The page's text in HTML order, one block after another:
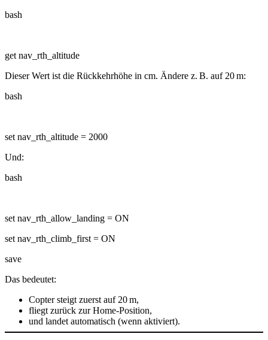
bash
get nav_rth_altitude
Dieser Wert ist die Rückkehrhöhe in cm. Ändere z. B. auf 20 m:
bash
set nav_rth_altitude = 2000
Und:
bash
set nav_rth_allow_landing = ON
set nav_rth_climb_first = ON
save
Das bedeutet:
Copter steigt zuerst auf 20 m,
fliegt zurück zur Home-Position,
und landet automatisch (wenn aktiviert).